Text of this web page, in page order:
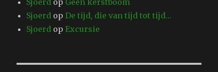
Sjoerd op Geen kerstboom
Sjoerd opDe tijd, die van tijd tot tijd…
Sjoerd opExcursie